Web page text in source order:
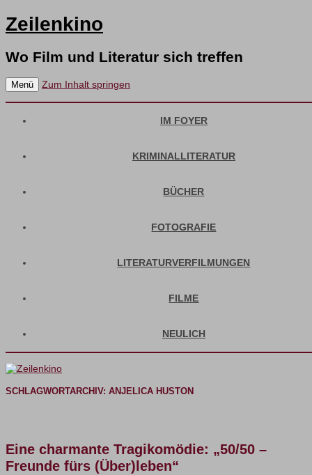
Zeilenkino
Wo Film und Literatur sich treffen
Menü Zum Inhalt springen
IM FOYER
KRIMINALLITERATUR
BÜCHER
FOTOGRAFIE
LITERATURVERFILMUNGEN
FILME
NEULICH
SCHLAGWORTARCHIV: ANJELICA HUSTON
Eine charmante Tragikomödie: „50/50 –
Freunde fürs (Über)leben“